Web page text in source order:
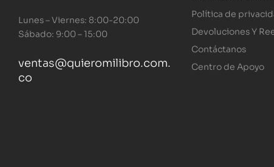
Lunes – Viernes: 8:00-20:00
Sábado: 9:00 – 15:00
ventas@quieromilibro.com.
co
Política de
Devoluciones Y
Contáctanos
Centro de Apoyo